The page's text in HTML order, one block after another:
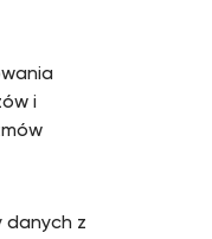
i
danych z